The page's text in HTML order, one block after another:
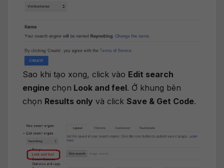
Sao khi tạo xong, click vào Edit search
engine chọn Look and feel. Ở khung bên
chọn Results only và click Save & Get Code.